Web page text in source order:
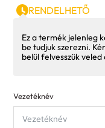
RENDELHETŐ
Ez a termék jelenleg
be tudjuk szerezni.
belül felvesszük
Vezetéknév